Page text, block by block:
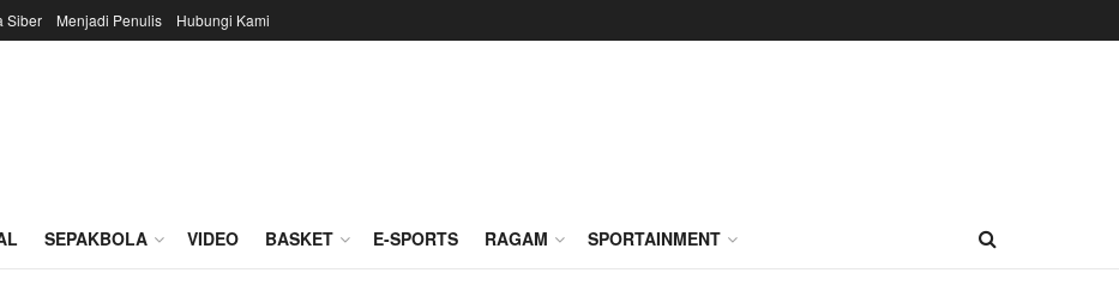
Siber Menjadi Penulis Hubungi Kami
SEPAKBOLA VIDEO BASKET E-SPORTS RAGAM SPORTAINMENT